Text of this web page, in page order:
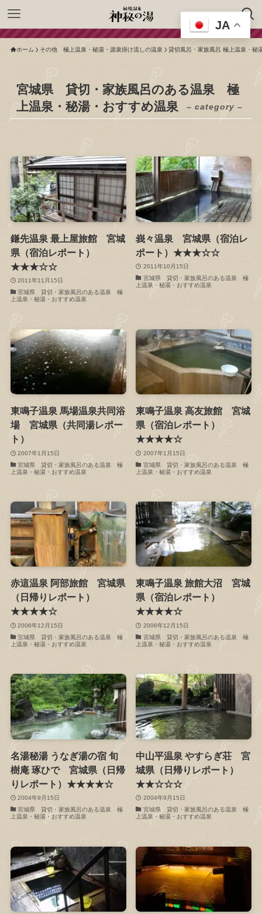
ホーム その他 極上温泉・秘湯・源泉掛け流しの温泉 貸切風呂・家族風呂 極上温泉・秘
宮城県 貸切・家族風呂のある温泉 極
上温泉・秘湯・おすすめ温泉
– category –
鎌先温泉 最上屋旅館 宮城
県（宿泊レポート）
★★★☆☆
2011年11月15日
宮城県 貸切・家族風呂のある温泉 極
上温泉・秘湯・おすすめ温泉
峩々温泉 宮城県（宿泊レ
ポート）★★★☆☆
2011年10月15日
宮城県 貸切・家族風呂のある温泉 極
上温泉・秘湯・おすすめ温泉
東鳴子温泉 馬場温泉共同浴
場 宮城県（共同湯レポー
ト）
2007年1月15日
宮城県 貸切・家族風呂のある温泉 極
上温泉・秘湯・おすすめ温泉
東鳴子温泉 高友旅館 宮城
県（宿泊レポート）
★★★★☆
2007年1月15日
宮城県 貸切・家族風呂のある温泉 極
上温泉・秘湯・おすすめ温泉
赤這温泉 阿部旅館 宮城県
（日帰りレポート）
★★★★☆
2006年12月15日
宮城県 貸切・家族風呂のある温泉 極
上温泉・秘湯・おすすめ温泉
東鳴子温泉 旅館大沼 宮城
県（宿泊レポート）
★★★★☆
2006年12月15日
宮城県 貸切・家族風呂のある温泉 極
上温泉・秘湯・おすすめ温泉
名湯秘湯 うなぎ湯の宿 旬
樹庵 琢ひで 宮城県（日帰
りレポート）★★★★☆
2004年9月15日
宮城県 貸切・家族風呂のある温泉 極
上温泉・秘湯・おすすめ温泉
中山平温泉 やすらぎ荘 宮
城県（日帰りレポート）
★★☆☆☆
2004年9月15日
宮城県 貸切・家族風呂のある温泉 極
上温泉・秘湯・おすすめ温泉
JA